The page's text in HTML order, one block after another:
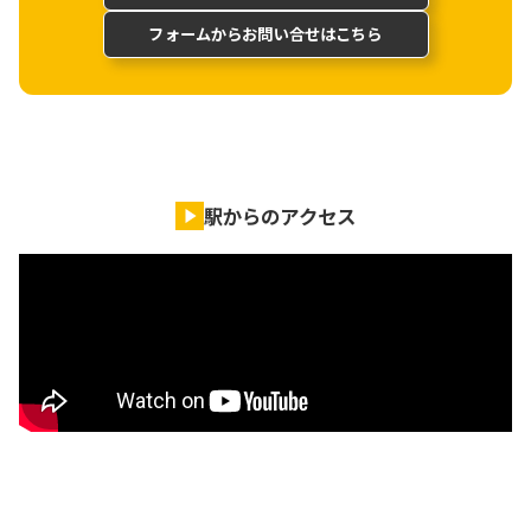
フォームからお問い合せはこちら
駅からのアクセス